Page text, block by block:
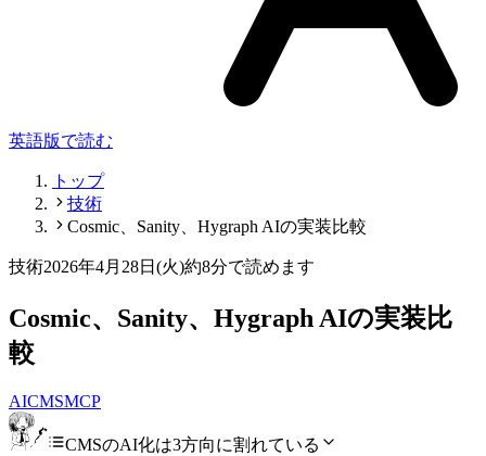
英語版で読む
トップ
技術
Cosmic、Sanity、Hygraph AIの実装比較
技術2026年4月28日(火)約8分で読めます
Cosmic、Sanity、Hygraph AIの実装比
較
AICMSMCP
CMSのAI化は3方向に割れている